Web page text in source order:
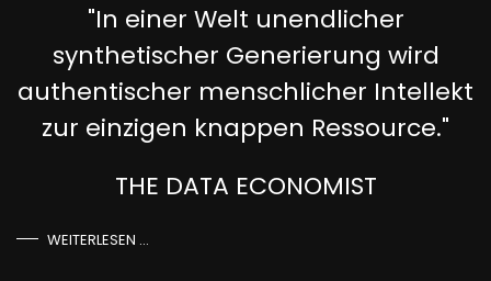
"In einer Welt unendlicher
synthetischer Generierung wird
authentischer menschlicher Intellekt
zur einzigen knappen Ressource."
THE DATA ECONOMIST
WEITERLESEN …